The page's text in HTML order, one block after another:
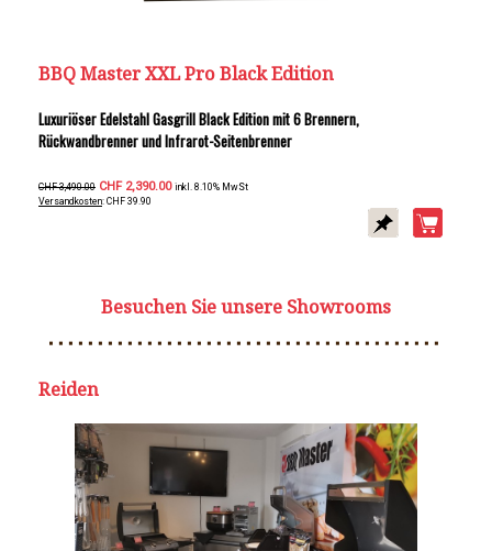
BBQ Master XXL Pro Black Edition
Luxuriöser Edelstahl Gasgrill Black Edition mit 6 Brennern,
Rückwandbrenner und Infrarot-Seitenbrenner
CHF 3,490.00 CHF 2,390.00 inkl. 8.10% MwSt
Versandkosten: CHF 39.90
Besuchen Sie unsere Showrooms
Reiden